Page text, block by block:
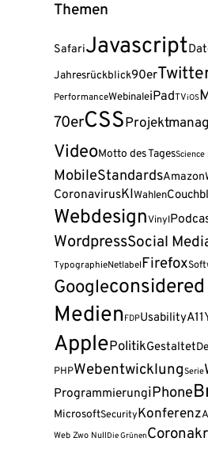
Themen
SafariJavascript
Jahresrückblick90er
PerformanceWebinaleiPadTViOS
70erCSS
VideoMotto des TagesScience
MobileStandardsAmazon
CoronavirusKIWahlen
WebdesignVinyl
WordpressSocial
TypographieNetlabelFirefox
Google
MedienFDPUsability
ApplePolitikGestaltet
PHPWebentwicklungSerie
ProgrammierungiPhone
MicrosoftSecurityKonferenz
Web Zwo NullDie Grünen